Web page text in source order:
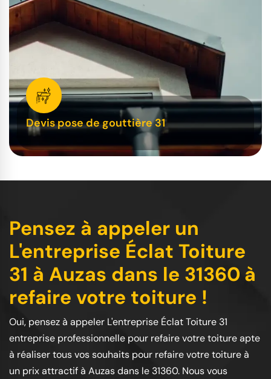
Devis pose de gouttière 31
Pensez à appeler un
L'entreprise Éclat Toiture
31 à Auzas dans le 31360 à
refaire votre toiture !
Oui, pensez à appeler L'entreprise Éclat Toiture 31
entreprise professionnelle pour refaire votre toiture apte
à réaliser tous vos souhaits pour refaire votre toiture à
un prix attractif à Auzas dans le 31360. Nous vous